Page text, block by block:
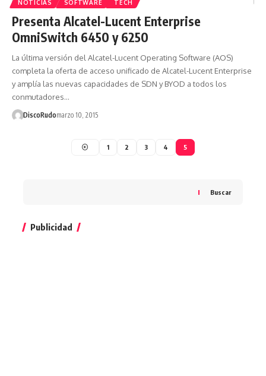
NOTICIAS SOFTWARE TECH
Presenta Alcatel-Lucent Enterprise
OmniSwitch 6450 y 6250
La última versión del Alcatel-Lucent Operating Software (AOS)
completa la oferta de acceso unificado de Alcatel-Lucent Enterprise
y amplía las nuevas capacidades de SDN y BYOD a todos los
conmutadores…
DiscoRudomarzo 10, 2015
1 2 3 4 5
Buscar
Publicidad